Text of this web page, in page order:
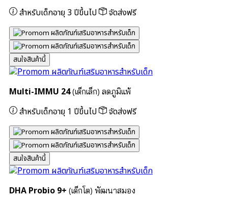
สำหรับเด็กอายุ 3 ปีขึ้นไป จัดส่งฟรี
สนใจสินค้านี้
Multi-IMMU 24(เด็กเล็ก) ลดภูมิแพ้
สำหรับเด็กอายุ 1 ปีขึ้นไป จัดส่งฟรี
สนใจสินค้านี้
DHA Probio 9+ (เด็กโต) พัฒนาสมอง